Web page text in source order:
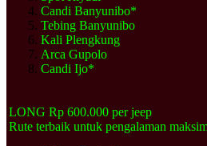
Candi Banyunibo*
Tebing Banyunibo
Kali Plengkung
Arca Gupolo
Candi Ijo*
LONG Rp 600.000 per jeep
Rute terbaik untuk pengalaman